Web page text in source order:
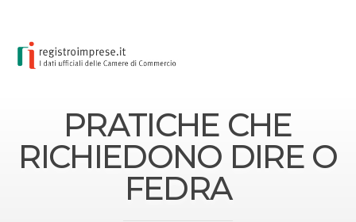
PRATICHE CHE
RICHIEDONO DIRE O
FEDRA